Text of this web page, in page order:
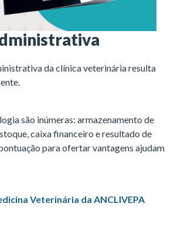
da clínica veterinária resulta
são inúmeras: armazenamento de
caixa financeiro e resultado de
para ofertar vantagens ajudam
Veterinária da ANCLIVEPA